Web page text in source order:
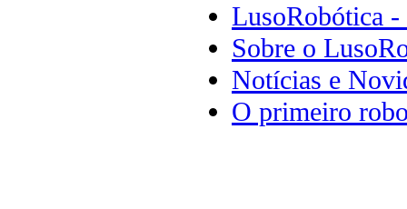
LusoRobótica -
Sobre o
Notícias e
O primeiro